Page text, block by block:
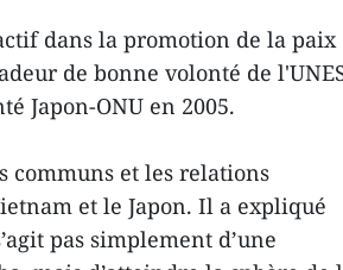
dans la promotion de la paix
de bonne volonté de
Japon-ONU en 2005.
communs et les relations
et le Japon. Il a expliqué
pas simplement d’une